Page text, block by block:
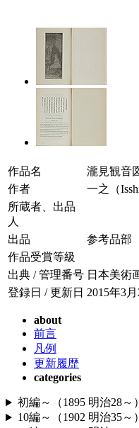
作品名
瀧見観音
作者
一之（Isshi
所蔵者、出品
人
出品
参考品部
作品受賞等級
出典 / 管理番号 日本美術
登録日 / 更新日 2015年3
about
前言
凡例
更新履歴
categories
初編～（1895 明治28～）
10編～（1902 明治35～）